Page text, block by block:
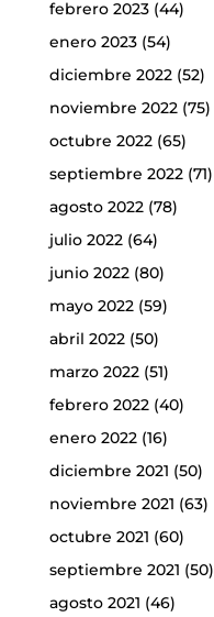
febrero 2023(44)
enero 2023(54)
diciembre 2022(52)
noviembre 2022(75)
octubre 2022(65)
septiembre 2022(71)
agosto 2022(78)
julio 2022(64)
junio 2022(80)
mayo 2022(59)
abril 2022(50)
marzo 2022(51)
febrero 2022(40)
enero 2022(16)
diciembre 2021 (50)
noviembre 2021 (63)
octubre 2021 (60)
septiembre 2021 (50)
agosto 2021 (46)